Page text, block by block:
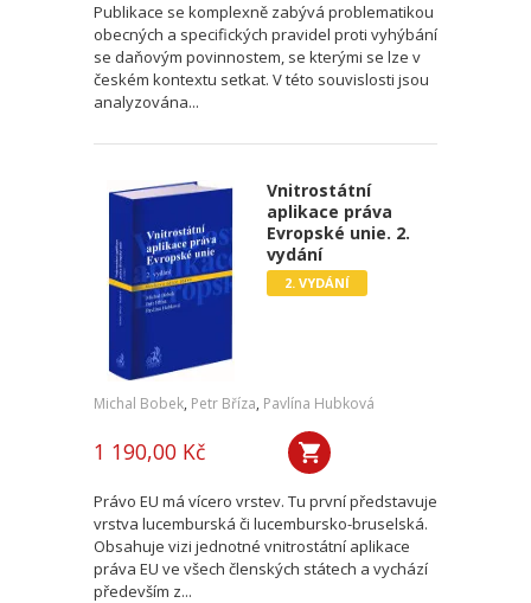
Publikace se komplexně zabývá problematikou
obecných a specifických pravidel proti vyhýbání
se daňovým povinnostem, se kterými se lze v
českém kontextu setkat. V této souvislosti jsou
analyzována...
Vnitrostátní
aplikace práva
Evropské unie. 2.
vydání
2. VYDÁNÍ
Michal Bobek, Petr Bříza, Pavlína Hubková
1 190,00 Kč
Právo EU má vícero vrstev. Tu první představuje
vrstva lucemburská či lucembursko-bruselská.
Obsahuje vizi jednotné vnitrostátní aplikace
práva EU ve všech členských státech a vychází
především z...